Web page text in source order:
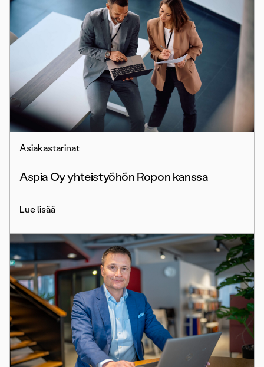
Asiakastarinat
Aspia Oy yhteistyöhön Ropon kanssa
Lue lisää